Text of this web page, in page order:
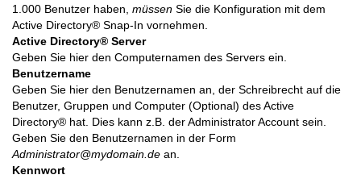
1.000 Benutzer haben, müssen Sie die Konfiguration mit dem
Active Directory® Snap-In vornehmen.
Active Directory® Server
Geben Sie hier den Computernamen des Servers ein.
Benutzername
Geben Sie hier den Benutzernamen an, der Schreibrecht auf die
Benutzer, Gruppen und Computer (Optional) des Active
Directory® hat. Dies kann z.B. der Administrator Account sein.
Geben Sie den Benutzernamen in der Form
Administrator@mydomain.de an.
Kennwort